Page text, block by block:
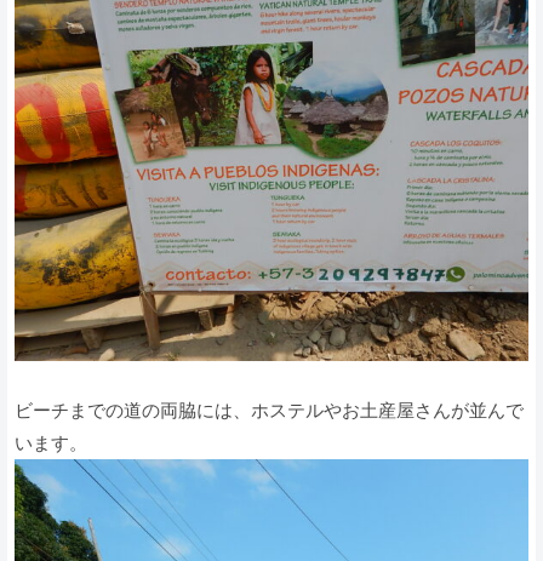
ビーチまでの道の両脇には、ホステルやお土産屋さんが並んで
います。